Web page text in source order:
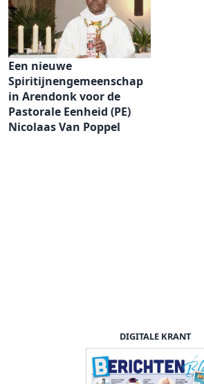
Een nieuwe
Spiritijnengemeenschap
in Arendonk voor de
Pastorale Eenheid (PE)
Nicolaas Van Poppel
DIGITALE KRANT